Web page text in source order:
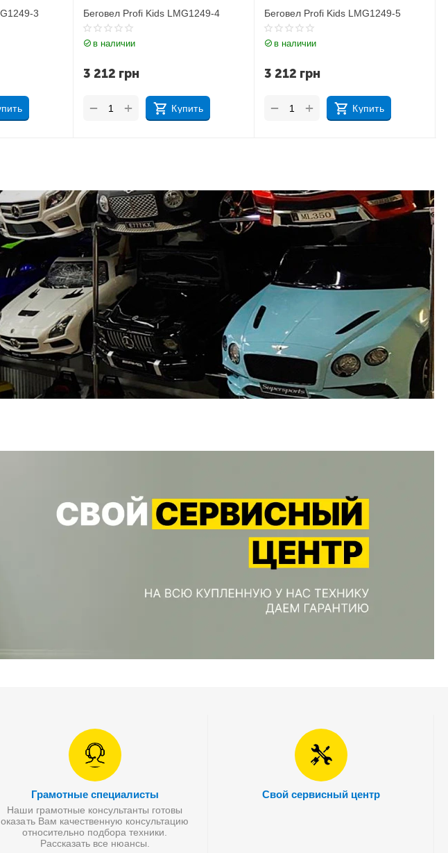
Беговел Profi Kids LMG1249-4
Купить
−
Беговел Profi Kids LMG1249-5
Купить
−
Беговел Profi
−
Грамотные специалисты
Наши грамотные консультанты готовы
оказать Вам качественную консультацию
относительно подбора техники.
Рассказать все нюансы.
Свой сервисный центр